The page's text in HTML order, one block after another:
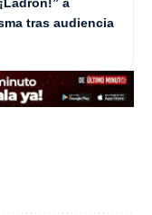
a
tras audiencia